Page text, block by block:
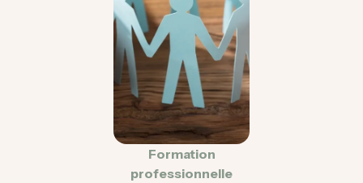
Formation
professionnelle